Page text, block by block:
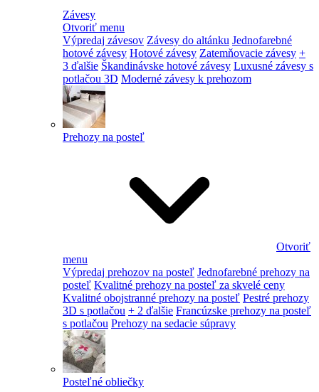
Závesy
Otvoriť menu
Výpredaj závesov Závesy do altánku Jednofarebné
hotové závesy Hotové závesy Zatemňovacie závesy +
3 ďalšie Škandinávske hotové závesy Luxusné závesy s
potlačou 3D Moderné závesy k prehozom
Prehozy na posteľ
Otvoriť
menu
Výpredaj prehozov na posteľ Jednofarebné prehozy na
posteľ Kvalitné prehozy na posteľ za skvelé ceny
Kvalitné obojstranné prehozy na posteľ Pestré prehozy
3D s potlačou + 2 ďalšie Francúzske prehozy na posteľ
s potlačou Prehozy na sedacie súpravy
Posteľné obliečky